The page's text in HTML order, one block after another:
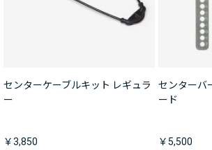
センターケーブルキット レギュラ
ー
￥3,850
センターバ
ード
￥5,500